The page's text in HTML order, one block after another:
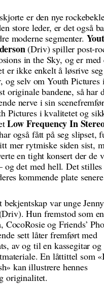
er den nye
store leder, er det også
moderne segmenter.
(Driv) spiller post-
in the Sky, og er med
er ikke enkelt å løsrive
og selv om Youth Pictures
originale bandene, så har
nerve i sin
Pictures i kvalitetet og
Low Frequency In
også fått på seg slipset,
mer rytmiske siden sist,
en tight konsert der de
og det med hell. Det stilles
kommende plate
var unge
Hun fremstod som
CocoRosie og Friends’
sett låter fremført med
av og til en kassegitar
En låttittel som
kan illustrere hennes
originalitet.